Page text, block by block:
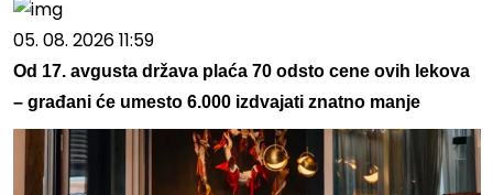
05. 08. 2026 11:59
Od 17. avgusta država plaća 70 odsto cene ovih lekova
– građani će umesto 6.000 izdvajati znatno manje